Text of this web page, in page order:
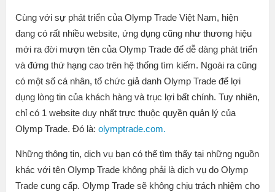
Cùng với sự phát triển của Olymp Trade Việt Nam, hiện
đang có rất nhiều website, ứng dụng cũng như thương hiệu
mới ra đời mượn tên của Olymp Trade để dễ dàng phát triển
và đứng thứ hạng cao trên hệ thống tìm kiếm. Ngoài ra cũng
có một số cá nhân, tổ chức giả danh Olymp Trade để lợi
dụng lòng tin của khách hàng và trục lợi bất chính. Tuy nhiên,
chỉ có 1 website duy nhất trực thuộc quyền quản lý của
Olymp Trade. Đó là: olymptrade.com.
Những thông tin, dịch vụ bạn có thể tìm thấy tại những nguồn
khác với tên Olymp Trade không phải là dịch vụ do Olymp
Trade cung cấp. Olymp Trade sẽ không chịu trách nhiệm cho